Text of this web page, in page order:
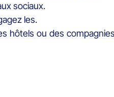
sociaux.
les.
hôtels ou des